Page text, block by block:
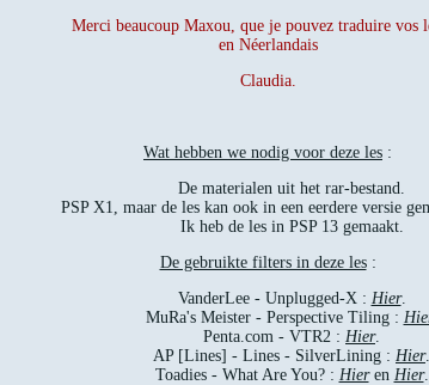
Merci beaucoup Maxou, que je pouvez traduire vos
en Néerlandais
Claudia.
Wat hebben we nodig voor deze les :
De materialen uit het rar-bestand.
PSP X1, maar de les kan ook in een eerdere versie
Ik heb de les in PSP 13 gemaakt.
De gebruikte filters in deze les:
VanderLee - Unplugged-X : Hier.
MuRa's Meister - Perspective Tiling :
Penta.com - VTR2 : Hier.
AP [Lines] - Lines - SilverLining : Hier.
Toadies - What Are You? : Hieren Hier.